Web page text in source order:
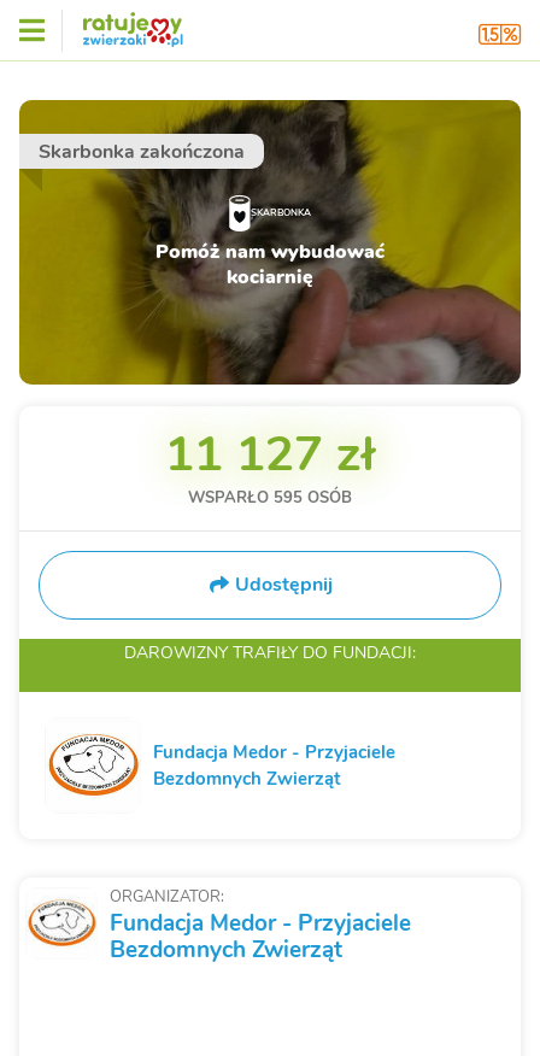
Skarbonka zakończona
SKARBONKA
Pomóż nam wybudować
kociarnię
ORGANIZATOR:
Fundacja Medor - Przyjaciele
Bezdomnych Zwierząt
11 127 zł
WSPARŁO 595 OSÓB
Udostępnij
DAROWIZNY TRAFIŁY DO FUNDACJI:
Fundacja Medor - Przyjaciele
Bezdomnych Zwierząt